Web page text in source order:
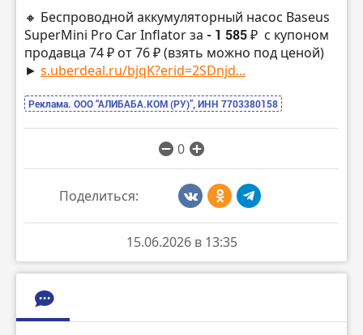
🔸 Беспроводной аккумуляторный насос Baseus
SuperMini Pro Car Inflator за - 1 585 ₽ с купоном
продавца 74 ₽ от 76 ₽ (взять можно под ценой)
► s.uberdeal.ru/bjqK?erid=2SDnjd...
Реклама. ООО “АЛИБАБА.КОМ (РУ)”, ИНН 7703380158
0
Поделиться:
15.06.2026 в 13:35